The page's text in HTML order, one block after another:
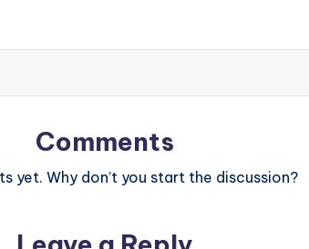
Comments
yet. Why don’t you start the discussion?